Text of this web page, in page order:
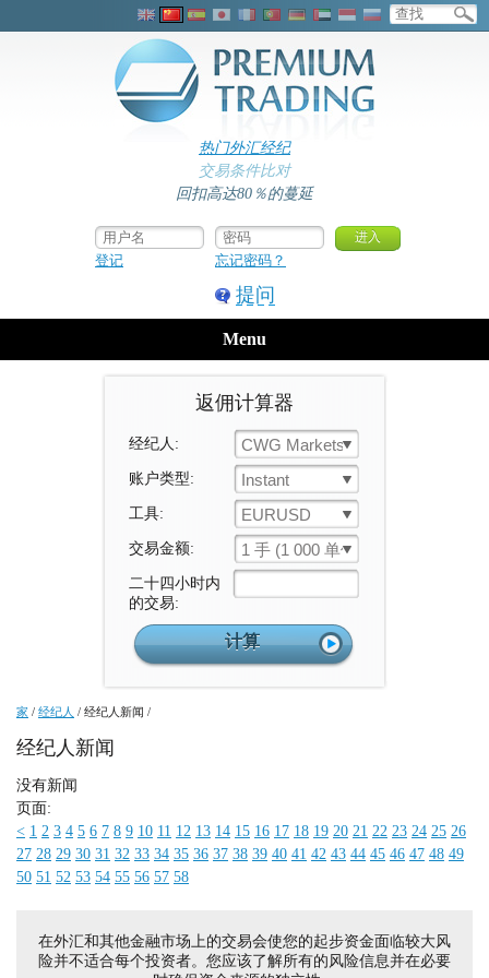
热门外汇经纪
交易条件比对
回扣高达80％的蔓延
登记 忘记密码？
提问
Menu
返佣计算器
经纪人: CWG Markets
账户类型: Instant
工具: EURUSD
交易金额: 1 手 (1 000 单位)
二十四小时内
的交易:
家 / 经纪人 / 经纪人新闻 /
经纪人新闻
没有新闻
页面:
< 1 2 3 4 5 6 7 8 9 10 11 12 13 14 15 16 17 18 19 20 21 22 23 24 25 26
27 28 29 30 31 32 33 34 35 36 37 38 39 40 41 42 43 44 45 46 47 48 49
50 51 52 53 54 55 56 57 58
在外汇和其他金融市场上的交易会使您的起步资金面临较大风
险并不适合每个投资者。您应该了解所有的风险信息并在必要